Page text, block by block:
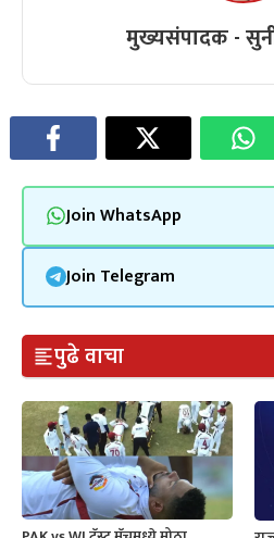
मुख्यसंपादक -
Join WhatsApp
Join Telegram
पुढे वाचा